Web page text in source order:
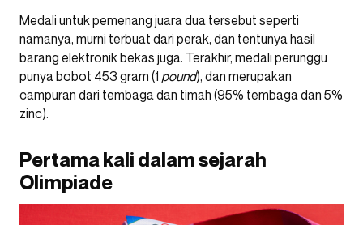
Medali untuk pemenang juara dua tersebut seperti
namanya, murni terbuat dari perak, dan tentunya hasil
barang elektronik bekas juga. Terakhir, medali perunggu
punya bobot 453 gram (1 pound), dan merupakan
campuran dari tembaga dan timah (95% tembaga dan 5%
zinc).
Pertama kali dalam sejarah
Olimpiade